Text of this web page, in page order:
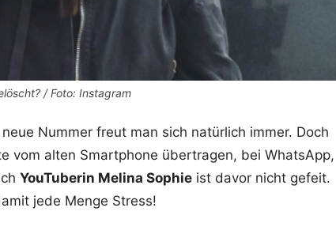
/ Foto: Instagram
Nummer freut man sich natürlich immer. Doch
vom alten Smartphone übertragen, bei WhatsApp,
YouTuberin Melina Sophie ist davor nicht gefeit.
jede Menge Stress!